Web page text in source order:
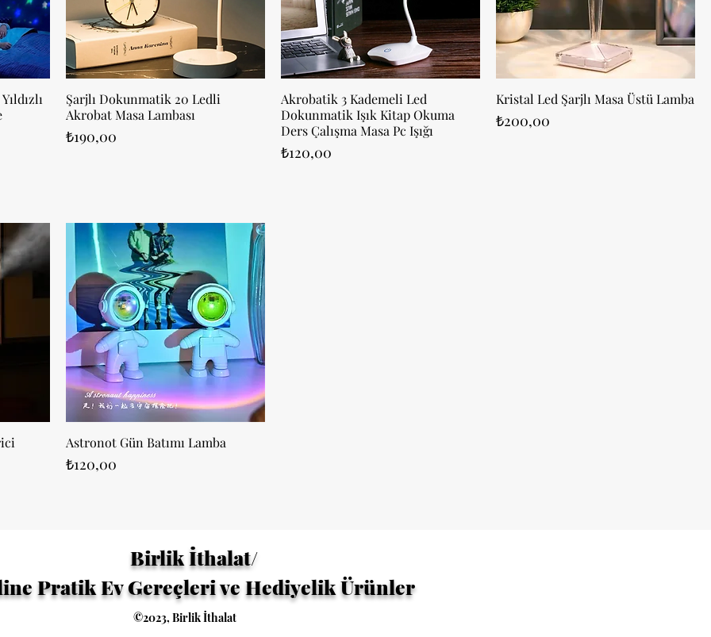
Şarjlı Dokunmatik 20 Ledli
Akrobat Masa Lambası
Fiyat
₺190,00
Akrobatik 3 Kademeli Led
Dokunmatik Işık Kitap Okuma
Ders Çalışma Masa Pc Işığı
Fiyat
₺120,00
Kristal Led Şarjlı Masa Üstü Lamba
Fiyat
₺200,00
Astronot Gün Batımı Lamba
Fiyat
₺120,00
Birlik İthalat/
Pratik Ev Gereçleri ve Hediyelik Ürünler
©2023, Birlik İthalat